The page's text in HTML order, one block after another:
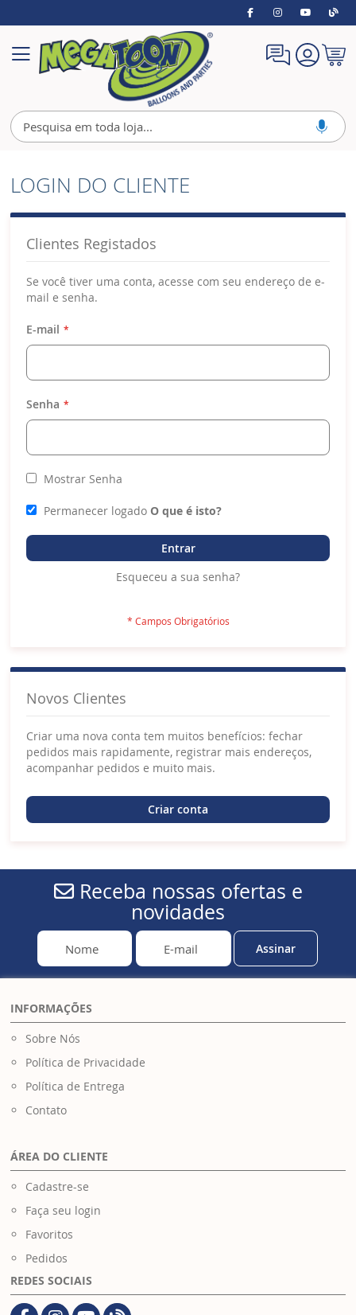
Alternar
Nav
Meu
LOGIN DO CLIENTE
Clientes Registados
Se você tiver uma conta, acesse com seu endereço de e-
mail e senha.
E-mail
Senha
Mostrar Senha
Permanecer logado O que é isto?
Entrar
Esqueceu a sua senha?
Novos Clientes
Criar uma nova conta tem muitos benefícios: fechar
pedidos mais rapidamente, registrar mais endereços,
acompanhar pedidos e muito mais.
Criar conta
Receba nossas ofertas e
novidades
Assinar
INFORMAÇÕES
Sobre Nós
Política de Privacidade
Política de Entrega
Contato
ÁREA DO CLIENTE
Cadastre-se
Faça seu login
Favoritos
Pedidos
REDES SOCIAIS